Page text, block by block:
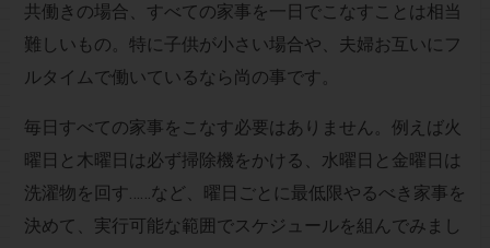
共働きの場合、すべての家事を一日でこなすことは相当
難しいもの。特に子供が小さい場合や、夫婦お互いにフ
ルタイムで働いているなら尚の事です。
毎日すべての家事をこなす必要はありません。例えば火
曜日と木曜日は必ず掃除機をかける、水曜日と金曜日は
洗濯物を回す……など、曜日ごとに最低限やるべき家事を
決めて、実行可能な範囲でスケジュールを組んでみまし